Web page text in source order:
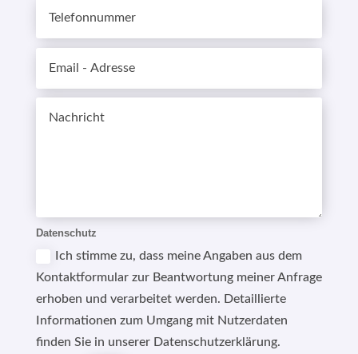
Datenschutz
Ich stimme zu, dass meine Angaben aus dem
Kontaktformular zur Beantwortung meiner Anfrage
erhoben und verarbeitet werden. Detaillierte
Informationen zum Umgang mit Nutzerdaten
finden Sie in unserer Datenschutzerklärung.